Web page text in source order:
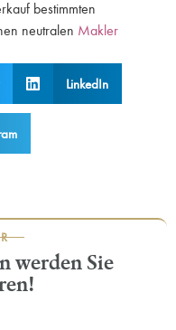
bestimmten
neutralen Makler
LinkedIn
werden Sie